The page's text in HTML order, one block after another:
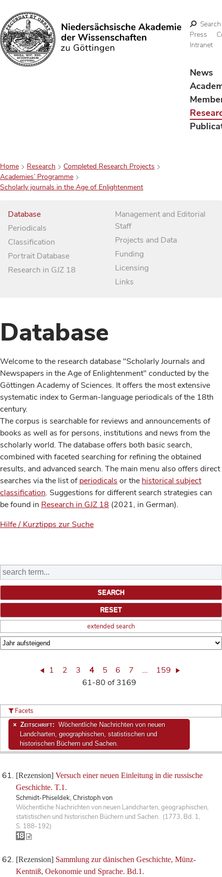
Search
Search
Press
Intranet
News
Home Research
Completed Research Projects
Academies’ Programme
Scholarly journals in the Age of Enlightenment
Database
Periodicals
Classification
Portrait Database
Research in GJZ 18
Management and Editorial
Staff
Projects and Data
Funding
Licensing
Links
Database
Welcome to the research database "Scholarly Journals and
Newspapers in the Age of Enlightenment" conducted by the
Göttingen Academy of Sciences. It offers the most extensive
systematic index to German-language periodicals of the 18th
century.
The corpus is searchable for reviews and announcements of
books as well as for persons, institutions and news from the
scholarly world. The database offers both basic search,
combined with faceted searching for refining the obtained
results, and advanced search. The main menu also offers direct
searches via the list ofperiodicals or the historical subject
classification. Suggestions for different search strategies can
be found in Research in GJZ 18 (2021, in German).
Hilfe / Kurztipps zur Suche
extended search
1 2 3 4 5 6 7 …
159
61-80 of 3169
[Rezension] Versuch einer neuen Einleitung in die russische
Geschichte. T.1.
Schmidt-Phiseldek, Christoph von
Wöchentliche Nachrichten von neuen Landcharten, geographischen,
statistischen und historischen Büchern und Sachen. (1773, Bd. 1,
S. 188-192)
[Rezension] Sammlung zur dänischen Geschichte, Münz-
Kentniß, Oekonomie und Sprache. Bd.1.
Facets
Zeitschrift:
Wöchentliche Nachrichten von neuen
Landcharten, geographischen, statistischen und
historischen Büchern und Sachen.